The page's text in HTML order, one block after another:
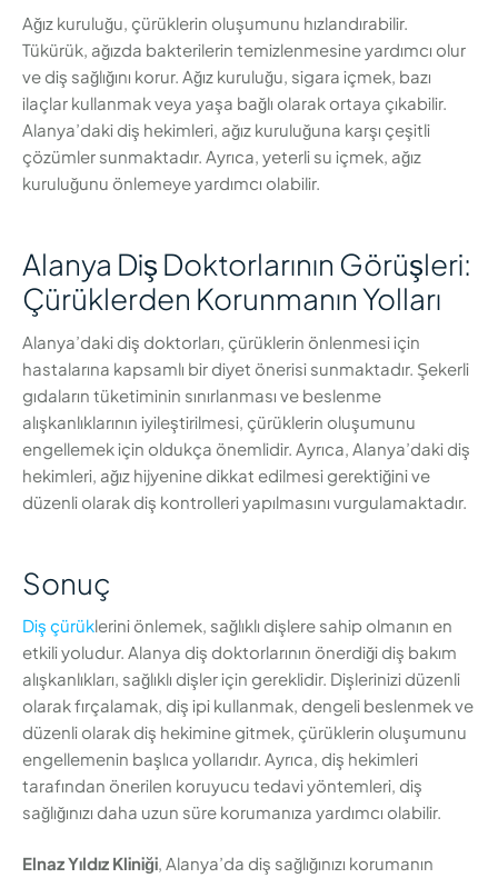
Ağız kuruluğu, çürüklerin oluşumunu hızlandırabilir.
Tükürük, ağızda bakterilerin temizlenmesine yardımcı olur
ve diş sağlığını korur. Ağız kuruluğu, sigara içmek, bazı
ilaçlar kullanmak veya yaşa bağlı olarak ortaya çıkabilir.
Alanya’daki diş hekimleri, ağız kuruluğuna karşı çeşitli
çözümler sunmaktadır. Ayrıca, yeterli su içmek, ağız
kuruluğunu önlemeye yardımcı olabilir.
Alanya Diş Doktorlarının Görüşleri:
Çürüklerden Korunmanın Yolları
Alanya’daki diş doktorları, çürüklerin önlenmesi için
hastalarına kapsamlı bir diyet önerisi sunmaktadır. Şekerli
gıdaların tüketiminin sınırlanması ve beslenme
alışkanlıklarının iyileştirilmesi, çürüklerin oluşumunu
engellemek için oldukça önemlidir. Ayrıca, Alanya’daki diş
hekimleri, ağız hijyenine dikkat edilmesi gerektiğini ve
düzenli olarak diş kontrolleri yapılmasını vurgulamaktadır.
Sonuç
Diş çürüklerini önlemek, sağlıklı dişlere sahip olmanın en
etkili yoludur. Alanya diş doktorlarının önerdiği diş bakım
alışkanlıkları, sağlıklı dişler için gereklidir. Dişlerinizi düzenli
olarak fırçalamak, diş ipi kullanmak, dengeli beslenmek ve
düzenli olarak diş hekimine gitmek, çürüklerin oluşumunu
engellemenin başlıca yollarıdır. Ayrıca, diş hekimleri
tarafından önerilen koruyucu tedavi yöntemleri, diş
sağlığınızı daha uzun süre korumanıza yardımcı olabilir.
Elnaz Yıldız Kliniği, Alanya’da diş sağlığınızı korumanın